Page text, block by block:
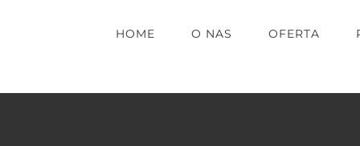
HOME O NAS OFERTA